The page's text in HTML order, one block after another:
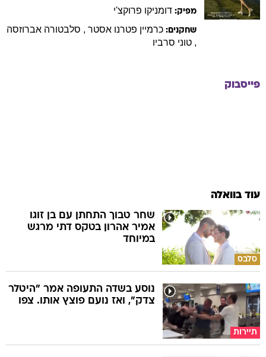
מפיק: דומניקו פרוקצ'י
שחקנים: כרמיין פטרנו אסטר , סלבטורה אברוזסה
, טוני סרביו
פייסבוק
עוד בוואלה
סלבס
שחר טבוך התחתן עם בן זוגו
אמיר אהרון בטקס דתי מרגש
במיוחד
תיירות
נוסע בשדה התעופה אמר "היטלר
צדק", ואז נועם פוצץ אותו. צפו